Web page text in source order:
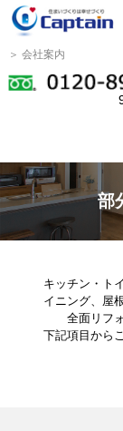
＞ 会社案内
部
キッチン・ト
イニング、屋
全面リフ
下記項目から